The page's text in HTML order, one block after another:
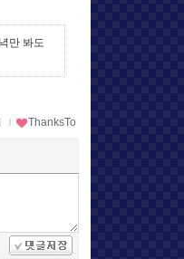
만 봐도
ｌ ThanksTo